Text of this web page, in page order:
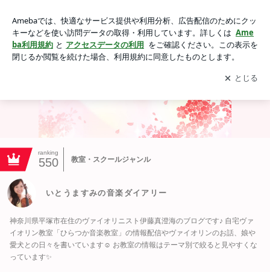
アプリをダウンロードして ブログの更新通知
を受け取りまし
ょう。
開く
ranking
550 教室・スクールジャンル
いとうますみの音楽ダイアリー
神奈川県平塚市在住のヴァイオリニスト伊藤真澄海のブログです♪ 自宅ヴァ
イオリン教室「ひらつか音楽教室」の情報配信やヴァイオリンのお話、娘や
愛犬との日々を書いています☺️ お教室の情報はテーマ別で絞ると見やすくな
っています✨